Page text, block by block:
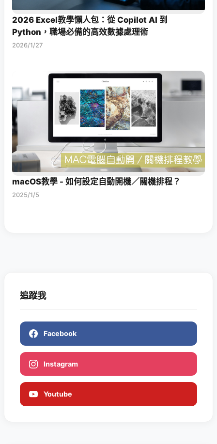
2026 Excel教學懶人包：從 Copilot AI 到
Python，職場必備的高效數據處理術
2026/1/27
macOS教學 - 如何設定自動開機／關機排程？
2025/1/5
追蹤我
Facebook
Instagram
Youtube